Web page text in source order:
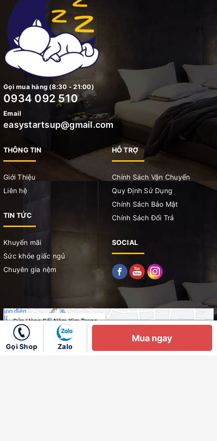
Gọi Shop Zalo
Mua ngay
Gọi mua hàng (8:30 - 21:00)
0934 092 510
Email
easystartsup@gmail.com
THÔNG TIN
Giới Thiệu
Liên hệ
TIN TỨC
Khuyến mãi
Sức khỏe giấc ngủ
Chuyên gia nệm
HỖ TRỢ
Chính Sách Vận Chuyển
Quy Định Sử Dụng
Chính Sách Bảo Mật
Chính Sách Đổi Trả
SOCIAL